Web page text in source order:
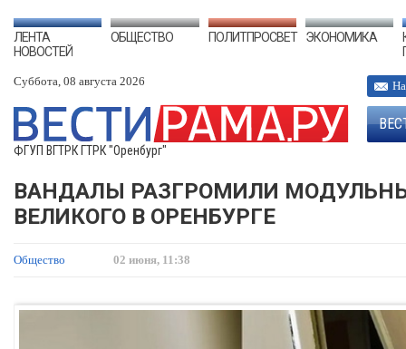
ЛЕНТА
НОВОСТЕЙ
ОБЩЕСТВО ПОЛИТПРОСВЕТ ЭКОНОМИКА
Суббота, 08 августа 2026
ФГУП ВГТРК ГТРК "Оренбург"
ВАНДАЛЫ РАЗГРОМИЛИ
ВЕЛИКОГО В ОРЕНБУРГЕ
Общество 02 июня, 11:38